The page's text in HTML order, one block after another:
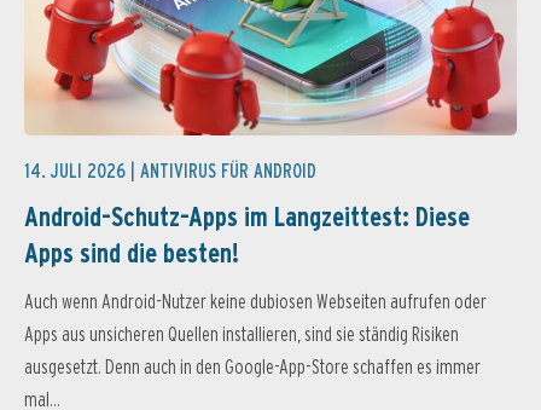
14. JULI 2026 | ANTIVIRUS FÜR ANDROID
Android-Schutz-Apps im Langzeittest: Diese
Apps sind die besten!
Auch wenn Android-Nutzer keine dubiosen Webseiten aufrufen oder
Apps aus unsicheren Quellen installieren, sind sie ständig Risiken
ausgesetzt. Denn auch in den Google-App-Store schaffen es immer
mal...